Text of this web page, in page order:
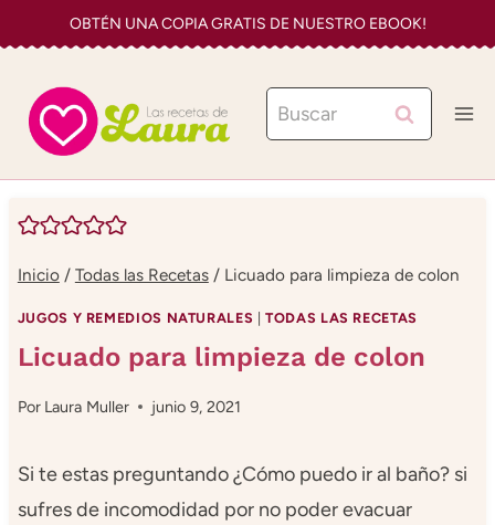
al
contenido
OBTÉN UNA COPIA GRATIS DE NUESTRO EBOOK!
Buscar:
Inicio / Todas las Recetas / Licuado para limpieza de colon
JUGOS Y REMEDIOS NATURALES |TODAS LAS RECETAS
Licuado para limpieza de colon
Por Laura Muller junio 9, 2021
Si te estas preguntando ¿Cómo puedo ir al baño? si
sufres de incomodidad por no poder evacuar